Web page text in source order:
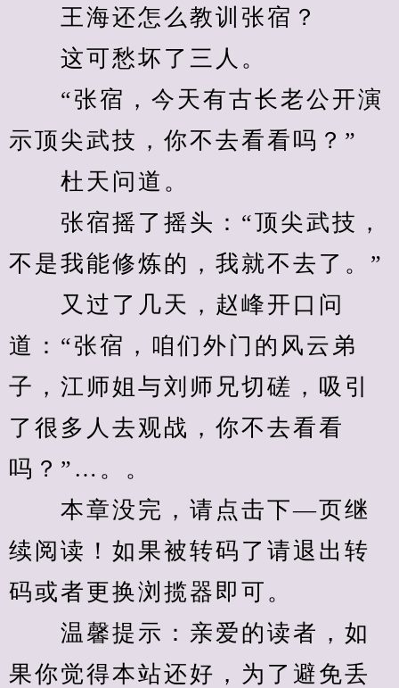
王海还怎么教训张宿？
这可愁坏了三人。
“张宿，今天有古长老公开演
示顶尖武技，你不去看看吗？”
杜天问道。
张宿摇了摇头：“顶尖武技，
不是我能修炼的，我就不去了。”
又过了几天，赵峰开口问
道：“张宿，咱们外门的风云弟
子，江师姐与刘师兄切磋，吸引
了很多人去观战，你不去看看
吗？”…。。
本章没完，请点击下—页继
续阅读！如果被转码了请退出转
码或者更换浏揽器即可。
温馨提示：亲爱的读者，如
果你觉得本站还好，为了避免丢